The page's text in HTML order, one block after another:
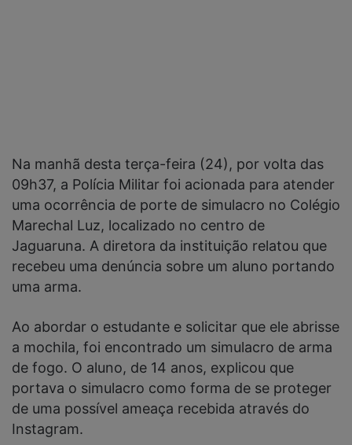
Na manhã desta terça-feira (24), por volta das
09h37, a Polícia Militar foi acionada para atender
uma ocorrência de porte de simulacro no Colégio
Marechal Luz, localizado no centro de
Jaguaruna. A diretora da instituição relatou que
recebeu uma denúncia sobre um aluno portando
uma arma.
Ao abordar o estudante e solicitar que ele abrisse
a mochila, foi encontrado um simulacro de arma
de fogo. O aluno, de 14 anos, explicou que
portava o simulacro como forma de se proteger
de uma possível ameaça recebida através do
Instagram.